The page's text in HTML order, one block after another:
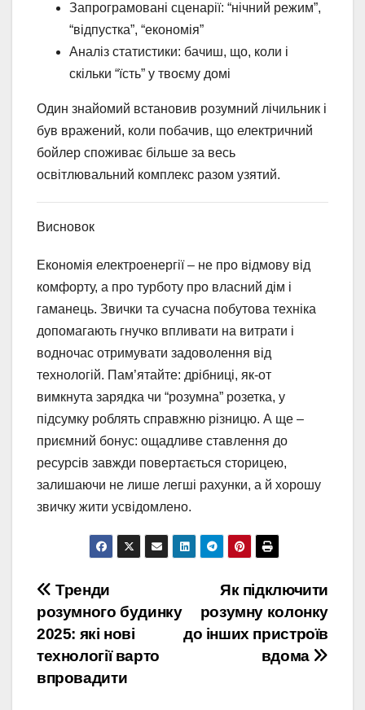
Запрограмовані сценарії: “нічний режим”,
“відпустка”, “економія”
Аналіз статистики: бачиш, що, коли і
скільки “їсть” у твоєму домі
Один знайомий встановив розумний лічильник і
був вражений, коли побачив, що електричний
бойлер споживає більше за весь
освітлювальний комплекс разом узятий.
Висновок
Економія електроенергії – не про відмову від
комфорту, а про турботу про власний дім і
гаманець. Звички та сучасна побутова техніка
допомагають гнучко впливати на витрати і
водночас отримувати задоволення від
технологій. Пам’ятайте: дрібниці, як-от
вимкнута зарядка чи “розумна” розетка, у
підсумку роблять справжню різницю. А ще –
приємний бонус: ощадливе ставлення до
ресурсів завжди повертається сторицею,
залишаючи не лише легші рахунки, а й хорошу
звичку жити усвідомлено.
Навигация
по
записям
Як підключити
розумну колонку
до інших пристроїв
вдома
Тренди
розумного будинку
2025: які нові
технології варто
впровадити